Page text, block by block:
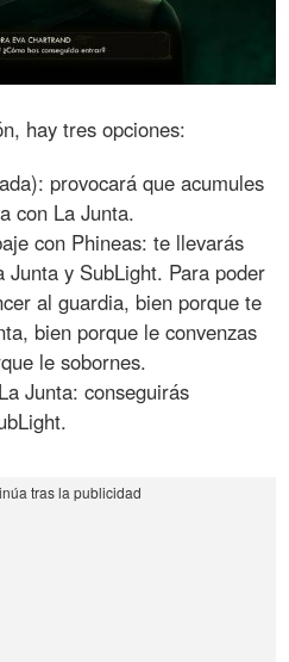
hay tres opciones:
provocará que acumules
con La Junta.
con Phineas: te llevarás
Junta y SubLight. Para poder
al guardia, bien porque te
bien porque le convenzas
le sobornes.
Junta: conseguirás